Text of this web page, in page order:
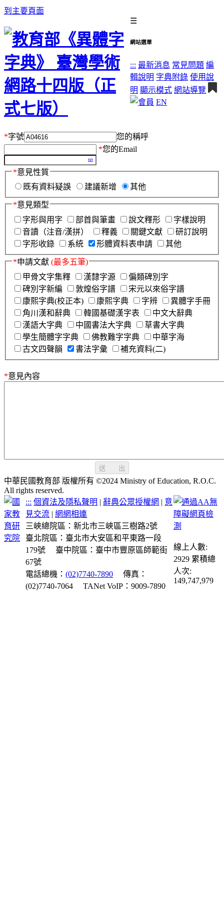
到主要頁面
☰
網站選單
::: 最新消息 常見問題 編
輯說明 字典附錄 使用說
明 顯示模式 網站導覽
EN
*字號
您的稱呼
*您的Email
*意見性質
既有資料疑誤
建議新增 其他
*意見類型
字形與用字
部首與筆畫 說文釋形
字樣說明
音讀（注音/漢拼）
釋義 關鍵文獻
研訂說明
字形收錄
系統 形體資料表申請 其他
*申請文獻 (最多五筆)
甲骨文字集釋
漢隸字源
偏類碑別字
碑別字新編
敦煌俗字譜
宋元以來俗字譜
康熙字典(校正本)
康熙字典 字辨
異體字手冊
角川漢和辭典
韓國基礎漢字表
中文大辭典
漢語大字典
中國書法大字典
草書大字典
學生簡體字字典
佛教難字字典
中華字海
古文四聲韻
書法字彙 補充資料(二)
*意見內容
送 出
中華民國教育部 版權所有 ©2024 Ministry of Education, R.O.C.
All rights reserved.
::: 個資法及隱私聲明 | 辭典公眾授權網 | 意
見交流 |網網相連
三峽總院區：新北市三峽區三樹路2號
臺北院區：臺北市大安區和平東路一段
179號
臺中院區：臺中市豐原區師範街
67號
電話總機：(02)7740-7890
傳真：
(02)7740-7064
TANet VoIP：9009-7890
線上人數:
2929 累積總
人次:
149,747,979